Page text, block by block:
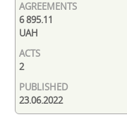
6 895.11
UAH
2
23.06.2022